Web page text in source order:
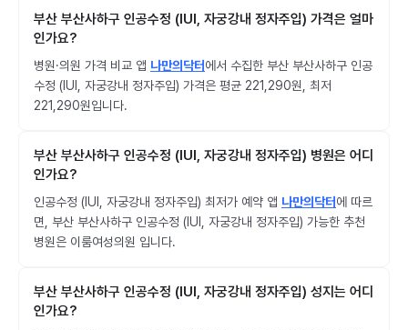
부산 부산사하구 인공수정 (IUI, 자궁강내 정자주입) 가격은 얼마
인가요?
병원·의원 가격 비교 앱 나만의닥터에서 수집한 부산 부산사하구 인공
수정 (IUI, 자궁강내 정자주입) 가격은 평균 221,290원, 최저
221,290원입니다.
부산 부산사하구 인공수정 (IUI, 자궁강내 정자주입) 병원은 어디
인가요?
인공수정 (IUI, 자궁강내 정자주입) 최저가 예약 앱 나만의닥터에 따르
면, 부산 부산사하구 인공수정 (IUI, 자궁강내 정자주입) 가능한 추천
병원은 이룸여성의원 입니다.
부산 부산사하구 인공수정 (IUI, 자궁강내 정자주입) 성지는 어디
인가요?